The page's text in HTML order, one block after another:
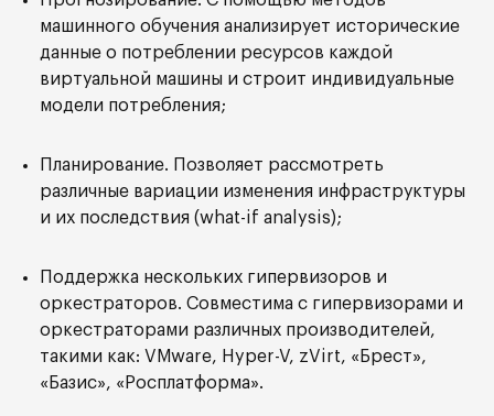
машинного обучения анализирует исторические
данные о потреблении ресурсов каждой
виртуальной машины и строит индивидуальные
модели потребления;
Планирование. Позволяет рассмотреть
различные вариации изменения инфраструктуры
и их последствия (what-if analysis);
Поддержка нескольких гипервизоров и
оркестраторов. Совместима с гипервизорами и
оркестраторами различных производителей,
такими как: VМware, Hyper-V, zVirt, «Брест»,
«Базис», «Росплатформа».